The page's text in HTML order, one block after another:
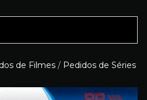
de Filmes / Pedidos de Séries